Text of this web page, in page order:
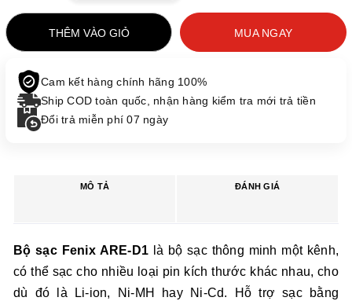
THÊM VÀO GIỎ MUA NGAY
Cam kết hàng chính hãng 100%
Ship COD toàn quốc, nhận hàng kiểm tra mới trả tiền
Đổi trả miễn phí 07 ngày
MÔ TẢ ĐÁNH GIÁ
Bộ sạc Fenix ARE-D1 là bộ sạc thông minh một kênh,
có thể sạc cho nhiều loại pin kích thước khác nhau, cho
dù đó là Li-ion, Ni-MH hay Ni-Cd. Hỗ trợ sạc bằng